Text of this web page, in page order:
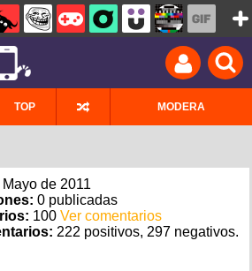
TOP MODERA
de 2011
0 publicadas
100 Ver comentarios
222 positivos, 297 negativos.